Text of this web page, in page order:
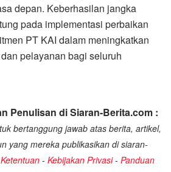
depan. Keberhasilan jangka
pada implementasi perbaikan
PT KAI dalam meningkatkan
pelayanan bagi seluruh
Penulisan di Siaran-Berita.com :
bertanggung jawab atas berita, artikel,
yang mereka publikasikan di siaran-
- Kebijakan Privasi- Panduan